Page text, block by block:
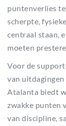
puntenverlies
scherpte,
centraal staan,
moeten
Voor de
van uitdagingen
Atalanta biedt
zwakke punten
van discipline,